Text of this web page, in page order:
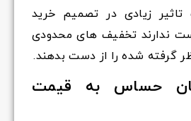
زیادی در تصمیم خرید
ندارند تخفیف های محدودی
گرفته شده را از دست بدهند.
حساس به قیمت